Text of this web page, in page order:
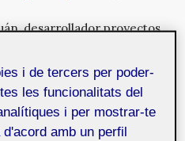
desarrollador proyectos
Ana Jiménez
6 de març de 2019
i de tercers per poder-
les funcionalitats del
i per mostrar-te
amb un perfil